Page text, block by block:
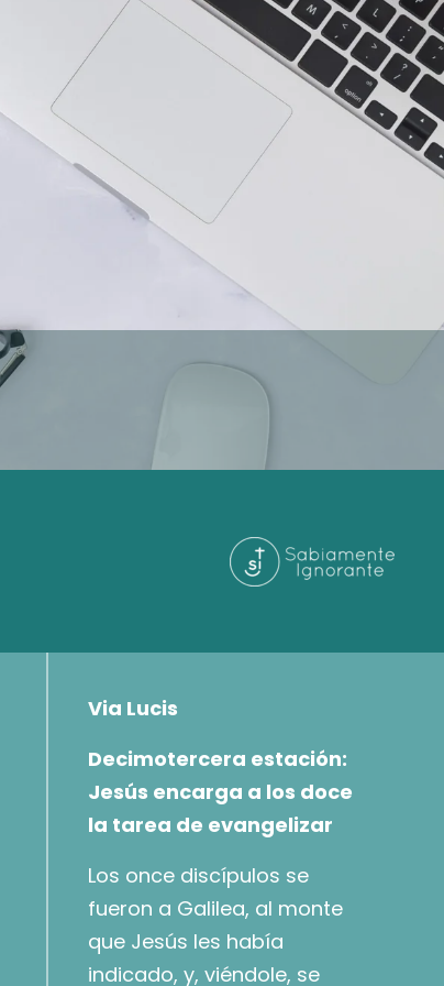
Via Lucis
Decimotercera estación:
Jesús encarga a los doce
la tarea de evangelizar
Los once discípulos se
fueron a Galilea, al monte
que Jesús les había
indicado, y, viéndole, se